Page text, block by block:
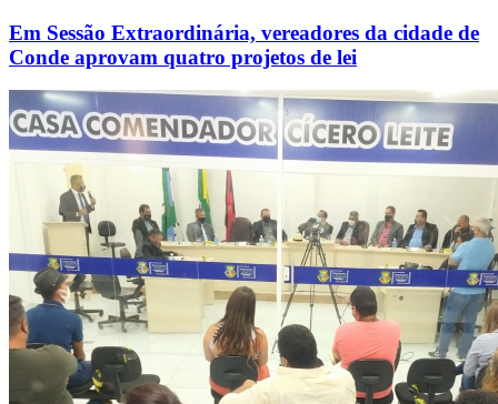
Em Sessão Extraordinária, vereadores da cidade de
Conde aprovam quatro projetos de lei